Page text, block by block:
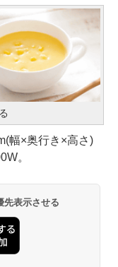
幅×奥行き×高さ)
。
先表示させる